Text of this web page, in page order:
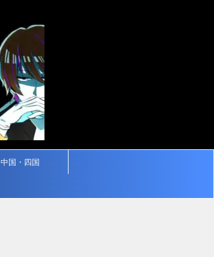
中国・四国